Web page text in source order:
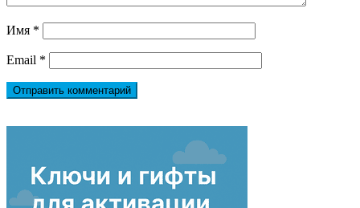
Имя *
Email *